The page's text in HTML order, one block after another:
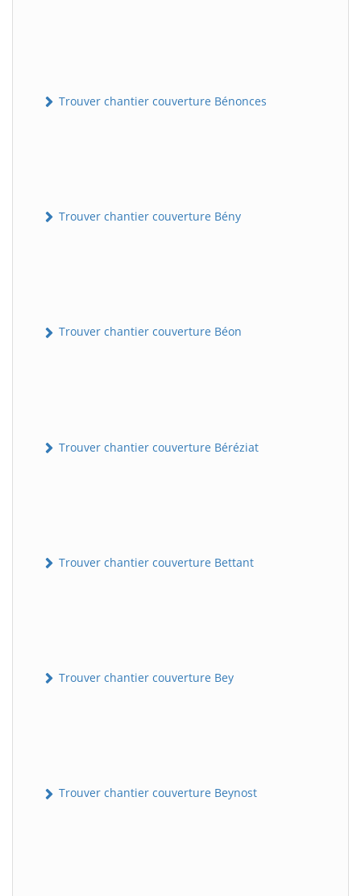
Trouver chantier couverture Bénonces
Trouver chantier couverture Bény
Trouver chantier couverture Béon
Trouver chantier couverture Béréziat
Trouver chantier couverture Bettant
Trouver chantier couverture Bey
Trouver chantier couverture Beynost